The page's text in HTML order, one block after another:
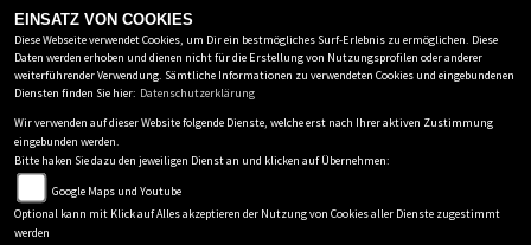
MOTORRAD HOFMANN MONSHEIM
Carl-Benz-Str.8-67590 Monsheim-06243-9099606
Datenschutzbestimmungen
Disclaimer
EINSATZ VON COOKIES
Diese Webseite verwendet Cookies, um Dir ein bestmögliches Surf-Erlebnis zu ermöglichen. Diese
Daten werden erhoben und dienen nicht für die Erstellung von Nutzungsprofilen oder anderer
weiterführender Verwendung. Sämtliche Informationen zu verwendeten Cookies und eingebundenen
Diensten finden Sie hier: Datenschutzerklärung
Wir verwenden auf dieser Website folgende Dienste, welche erst nach Ihrer aktiven Zustimmung
eingebunden werden.
Bitte haken Sie dazu den jeweiligen Dienst an und klicken auf Übernehmen:
Google Maps und Youtube
Optional kann mit Klick auf Alles akzeptieren der Nutzung von Cookies aller Dienste zugestimmt
werden